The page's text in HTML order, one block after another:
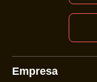
Empresa